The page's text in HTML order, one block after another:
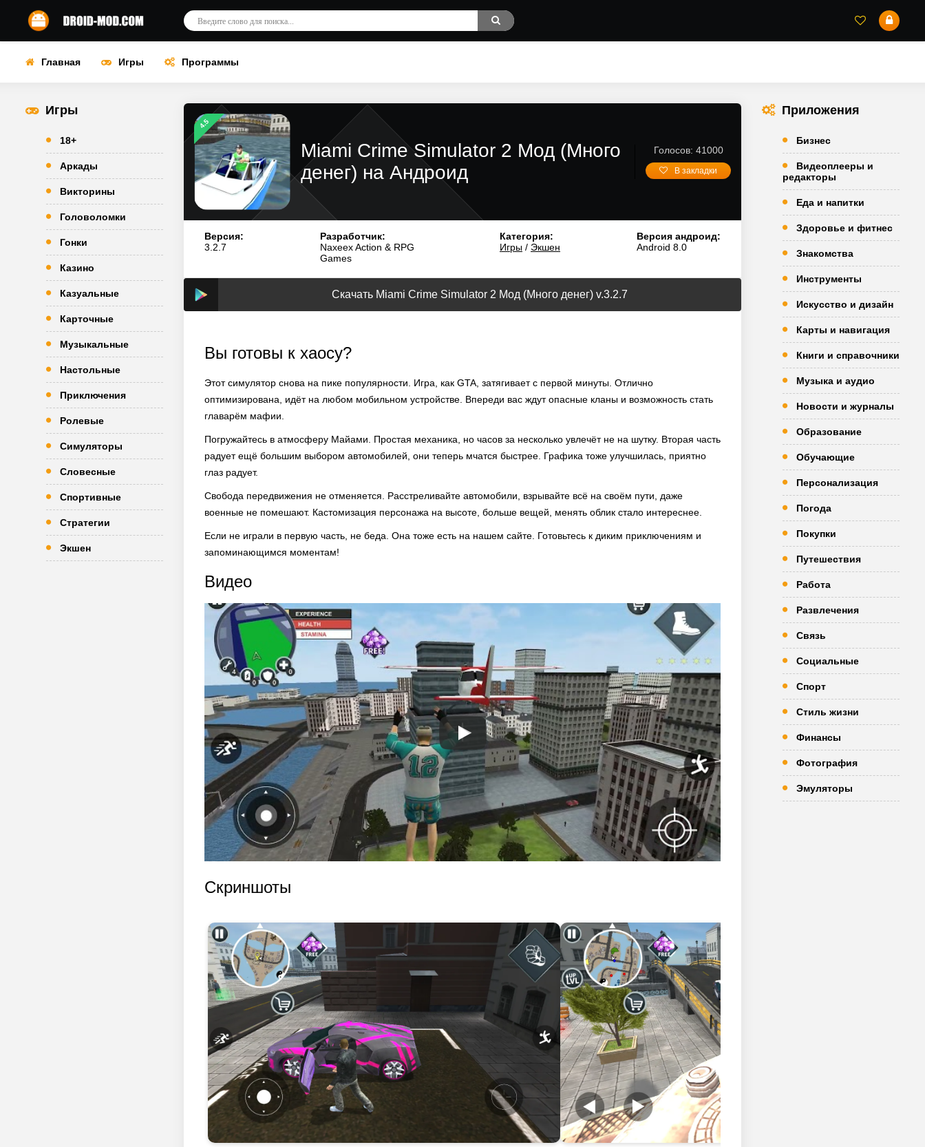
Главная Игры Программы
Игры
18+
Аркады
Викторины
Головоломки
Гонки
Казино
Казуальные
Карточные
Музыкальные
Настольные
Приключения
Ролевые
Симуляторы
Словесные
Спортивные
Стратегии
Экшен
4.5
Miami Crime Simulator 2 Мод (Много
денег) на Андроид
Голосов: 41000
В закладки
Версия:
3.2.7
Разработчик:
Naxeex Action & RPG
Games
Категория:
Игры / Экшен
Версия андроид:
Android 8.0
Скачать Miami Crime Simulator 2 Мод (Много денег) v.3.2.7
Вы готовы к хаосу?
Этот симулятор снова на пике популярности. Игра, как GTA, затягивает с первой минуты. Отлично
оптимизирована, идёт на любом мобильном устройстве. Впереди вас ждут опасные кланы и возможность стать
главарём мафии.
Погружайтесь в атмосферу Майами. Простая механика, но часов за несколько увлечёт не на шутку. Вторая часть
радует ещё большим выбором автомобилей, они теперь мчатся быстрее. Графика тоже улучшилась, приятно
глаз радует.
Свобода передвижения не отменяется. Расстреливайте автомобили, взрывайте всё на своём пути, даже
военные не помешают. Кастомизация персонажа на высоте, больше вещей, менять облик стало интереснее.
Если не играли в первую часть, не беда. Она тоже есть на нашем сайте. Готовьтесь к диким приключениям и
запоминающимся моментам!
Видео
Скриншоты
Приложения
Бизнес
Видеоплееры и
редакторы
Еда и напитки
Здоровье и фитнес
Знакомства
Инструменты
Искусство и дизайн
Карты и навигация
Книги и справочники
Музыка и аудио
Новости и журналы
Образование
Обучающие
Персонализация
Погода
Покупки
Путешествия
Работа
Развлечения
Связь
Социальные
Спорт
Стиль жизни
Финансы
Фотография
Эмуляторы